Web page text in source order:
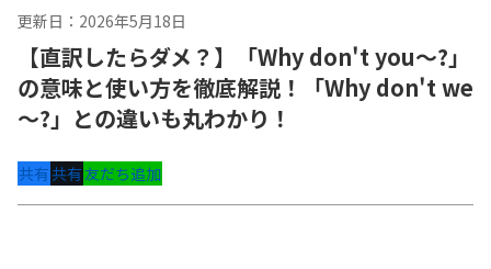
更新日：2026年5月18日
【直訳したらダメ？】「Why don't you～?」
の意味と使い方を徹底解説！「Why don't we
～?」との違いも丸わかり！
共有共有友だち追加